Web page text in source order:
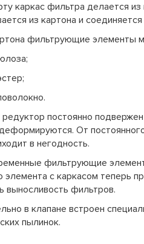
каркас фильтра делается
из картона и
фильтрующие элементы
постоянно
От
в негодность.
фильтрующие
элемента с каркасом теперь
выносливость фильтров.
в клапане встроен
пылинок.